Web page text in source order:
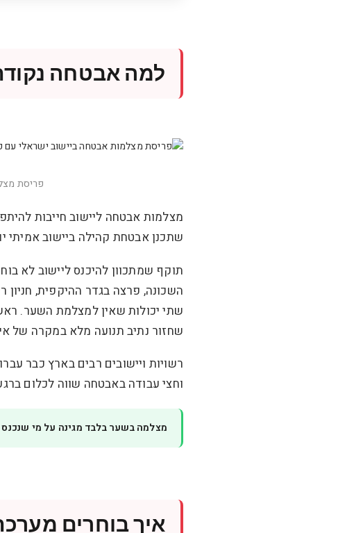
למה אבטחה
פריסת
מצלמות אבטחה ליישוב חייבות
שתכנן אבטחת קהילה ביישוב אמיתי
תוקף שמתכוון להיכנס ליישוב לא
השכונה, פרצה בגדר ההיקפית,
שתי יכולות שאין למצלמת השער.
שחזור נתיב תנועה מלא במקרה של
רשויות ויישובים רבים בארץ כבר
וחצי עבודה באבטחה שווה לכלום
מצלמה בשער בלבד מגינה על מי
איך בוחרים